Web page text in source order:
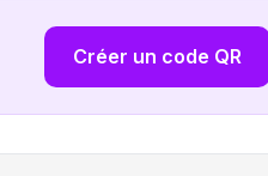
Créer un code QR